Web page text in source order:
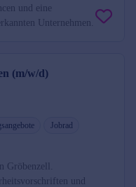
und eine
Unternehmen.
(m/w/d)
Jobrad
Gröbenzell.
und